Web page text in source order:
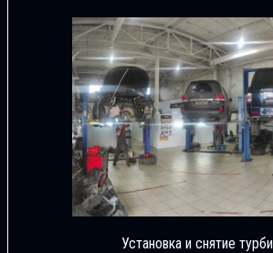
Установка и снятие